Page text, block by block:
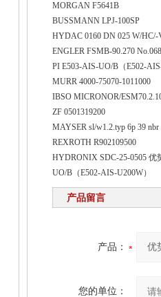
MORGAN F5641B
BUSSMANN LPJ-100SP
HYDAC 0160 DN 025 W/
ENGLER FSMB-90.270
PI E503-AIS-UO/B（E502-
MURR 4000-75070-1011000
IBSO MICRONOR/
ZF 0501319200
MAYSER sl/w1.2.typ 6p 39
REXROTH R902109500
HYDRONIX SDC-25-0505
UO/B（E502-AIS-U200W）
产品留言
产品：
您的单位：